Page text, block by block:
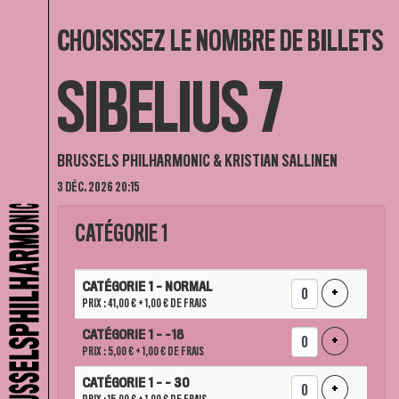
CHOISISSEZ LE NOMBRE DE BILLETS
SIBELIUS 7
BRUSSELS PHILHARMONIC & KRISTIAN SALLINEN
3 DÉC. 2026 20:15
CATÉGORIE 1
NOMBRE
CATÉGORIE 1 - NORMAL
PRIX : 41,00 € + 1,00 € DE FRAIS + AJOUTER
CATÉGORIE 1 - -18
PRIX : 5,00 € + 1,00 € DE FRAIS + AJOUTER
CATÉGORIE 1 - - 30 + AJOUTER